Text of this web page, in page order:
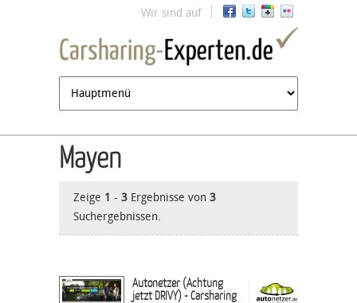
Jump to navigation
Wir sind auf
Mayen
Zeige 1 - 3 Ergebnisse von 3
Suchergebnissen.
Autonetzer (Achtung
jetzt DRIVY) - Carsharing